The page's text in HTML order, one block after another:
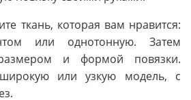
ткань, которая вам нравится:
или однотонную. Затем
и формой повязки.
или узкую модель, с